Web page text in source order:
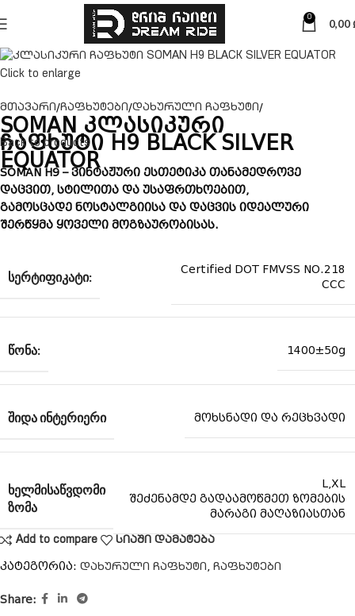
0 0,00
Click to enlarge
მთავარი ჩაფხუტები დახურული ჩაფხუტი
SOMAN კლასიკური
ჩაფხუტი H9 BLACK SILVER
EQUATOR
Back to products
SOMAN H9 – ვინტაჟური ესთეტიკა თანამედროვე
დაცვით, სტილითა და უსაფრთხოებით,
გამოსცადე ნოსტალგიისა და დაცვის იდეალური
შერწყმა ყოველი მოგზაურობისას.
ᲡᲔᲠᲢᲘᲤᲘᲙᲐᲢᲘ:
Certified DOT FMVSS NO.218
CCC
ᲬᲝᲜᲐ: 1400±50g
ᲨᲘᲓᲐ ᲘᲜᲢᲔᲠᲘᲔᲠᲘ მოხსნადი და რეცხვადი
ᲮᲔᲚᲛᲘᲡᲐᲬᲕᲓᲝᲛᲘ
ᲖᲝᲛᲐ
L,XL
შეძენამდე გადაამოწმეთ ზომების
მარაგი მაღაზიასთან
Add to compare სიაში დამატება
კატეგორია: დახურული ჩაფხუტი, ჩაფხუტები
Share: